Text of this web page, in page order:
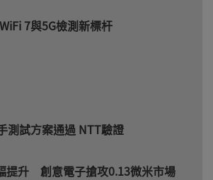
7與5G檢測新標杆
測試方案通過 NTT驗證
提升 創意電子搶攻0.13微米市場